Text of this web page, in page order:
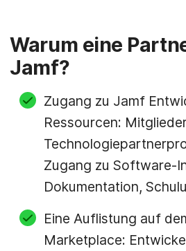
Warum eine
Jamf?
Zugang zu Jamf
Ressourcen:
Zugang zu Software-
Dokumentation,
Eine Auflistung auf
Marketplace: